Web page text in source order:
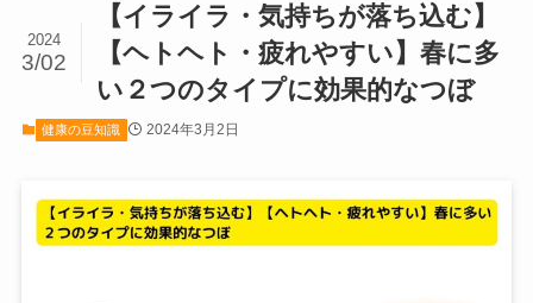
【イライラ・気持ちが落ち込む】
【ヘトヘト・疲れやすい】春に多
い２つのタイプに効果的なつぼ
2024
3/02
健康の豆知識 2024年3月2日